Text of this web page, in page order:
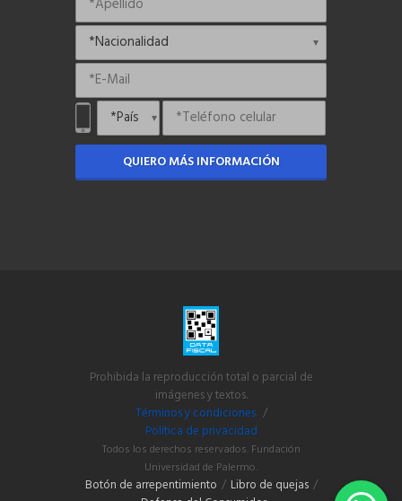
QUIERO MÁS INFORMACIÓN
Prohibida la reproducción total o parcial de
imágenes y textos.
Términos y condiciones. /
Política de privacidad
Todos los derechos reservados. Fundación
Universidad de Palermo.
Botón de arrepentimiento / Libro de quejas /